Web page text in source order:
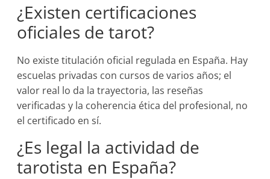
¿Existen certificaciones
oficiales de tarot?
No existe titulación oficial regulada en España. Hay
escuelas privadas con cursos de varios años; el
valor real lo da la trayectoria, las reseñas
verificadas y la coherencia ética del profesional, no
el certificado en sí.
¿Es legal la actividad de
tarotista en España?